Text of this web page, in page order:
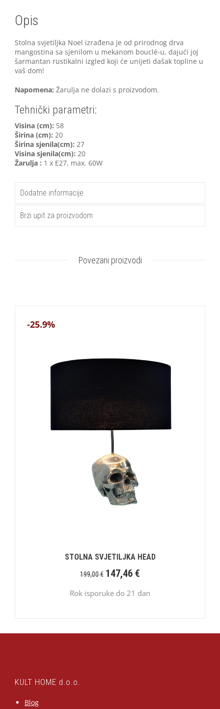
Opis
Stolna svjetiljka Noel izrađena je od prirodnog drva
mangostina sa sjenilom u mekanom bouclé-u, dajući joj
šarmantan rustikalni izgled koji će unijeti dašak topline u
vaš dom!
Napomena: Žarulja ne dolazi s proizvodom.
Tehnički parametri:
Visina (cm): 58
Širina (cm): 20
Širina sjenila(cm): 27
Visina sjenila(cm): 20
Žarulja : 1 x E27, max. 60W
Dodatne informacije
Brzi upit za proizvodom
Povezani proizvodi
-25.9%
STOLNA SVJETILJKA HEAD
199,00€ 147,46 €
Rok isporuke do 21 dan
KULT HOME d.o.o.
Blog